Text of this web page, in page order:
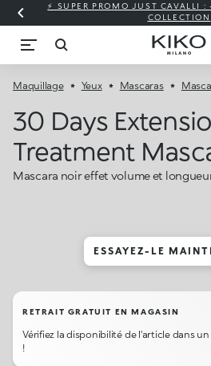
⚡ SUPER PROMO JUST CAVALLI
COLLECTION
Maquillage Yeux Mascaras
30 Days
Treatment
Mascara noir effet volume et
ESSAYEZ-LE
RETRAIT GRATUIT EN MAGASIN
Vérifiez la disponibilité de l'article dans
!